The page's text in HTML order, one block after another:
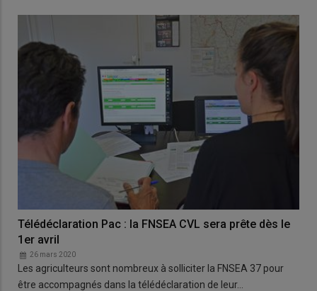
Télédéclaration Pac : la FNSEA CVL sera prête dès le
1er avril
26 mars 2020
Les agriculteurs sont nombreux à solliciter la FNSEA 37 pour
être accompagnés dans la télédéclaration de leur…